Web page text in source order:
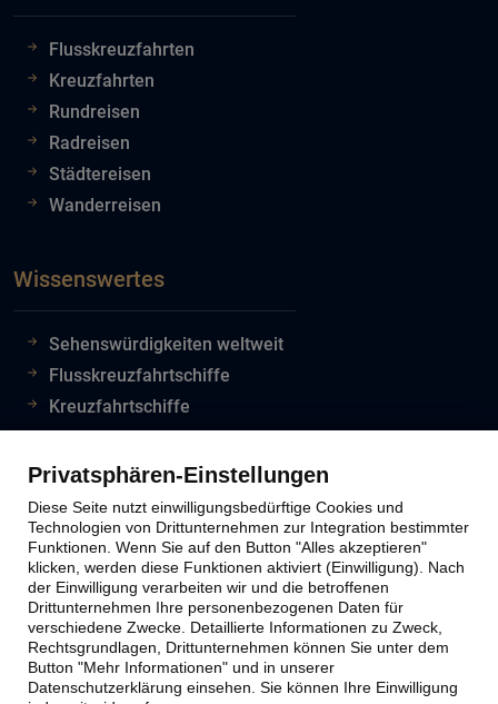
Flusskreuzfahrten
Kreuzfahrten
Rundreisen
Radreisen
Städtereisen
Wanderreisen
Wissenswertes
Sehenswürdigkeiten weltweit
Flusskreuzfahrtschiffe
Kreuzfahrtschiffe
Reiseinfos Auswertiges Amt
Lion Tours Reise Blog
Lion Tours Kontakt
Kontaktinfos
Unternehmen
Privatsphären-Einstellungen
Diese Seite nutzt einwilligungsbedürftige Cookies und
Technologien von Drittunternehmen zur Integration bestimmter
Funktionen. Wenn Sie auf den Button "Alles akzeptieren"
klicken, werden diese Funktionen aktiviert (Einwilligung). Nach
der Einwilligung verarbeiten wir und die betroffenen
Drittunternehmen Ihre personenbezogenen Daten für
verschiedene Zwecke. Detaillierte Informationen zu Zweck,
Rechtsgrundlagen, Drittunternehmen können Sie unter dem
Button "Mehr Informationen" und in unserer
Datenschutzerklärung einsehen. Sie können Ihre Einwilligung